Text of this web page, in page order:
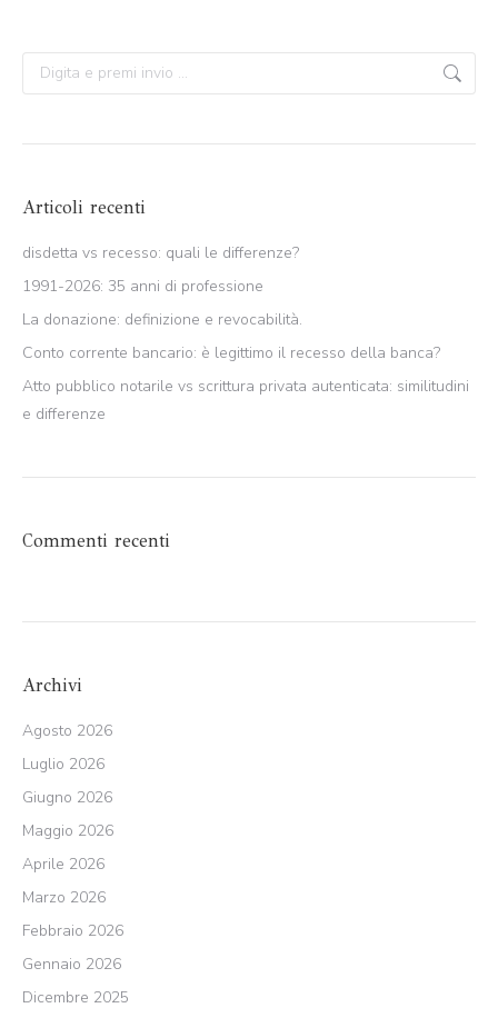
Search:
Articoli recenti
disdetta vs recesso: quali le differenze?
1991-2026: 35 anni di professione
La donazione: definizione e revocabilità.
Conto corrente bancario: è legittimo il recesso della banca?
Atto pubblico notarile vs scrittura privata autenticata: similitudini
e differenze
Commenti recenti
Archivi
Agosto 2026
Luglio 2026
Giugno 2026
Maggio 2026
Aprile 2026
Marzo 2026
Febbraio 2026
Gennaio 2026
Dicembre 2025